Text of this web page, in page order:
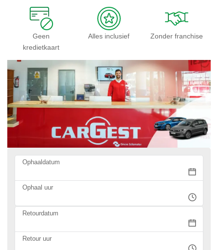
Geen
kredietkaart
Alles inclusief Zonder franchise
Ophaaldatum
Ophaal uur
Retourdatum
Retour uur